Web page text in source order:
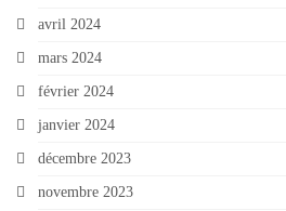
avril 2024
mars 2024
février 2024
janvier 2024
décembre 2023
novembre 2023